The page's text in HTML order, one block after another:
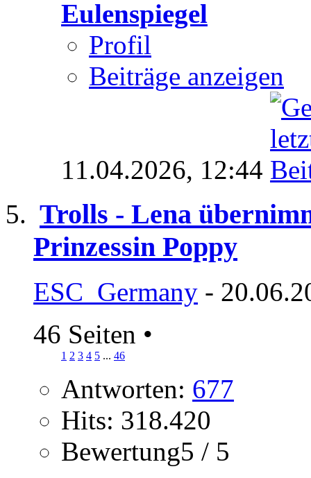
Eulenspiegel
Profil
Beiträge anzeigen
11.04.2026, 12:44
Trolls - Lena
Prinzessin Poppy
ESC_Germany -
46 Seiten •
1 2 3 4 5 ... 46
Antworten: 677
Hits: 318.420
Bewertung5 / 5